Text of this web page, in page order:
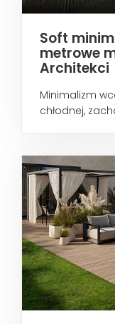
Soft
metrowe
Architekci
Minimalizm
chłodnej,